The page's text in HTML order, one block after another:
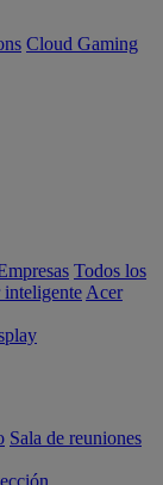
Cloud Gaming
Todos los
Acer
Sala de reuniones